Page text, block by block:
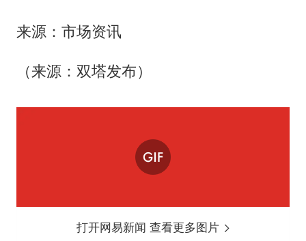
来源：市场资讯
（来源：双塔发布）
打开网易新闻 查看更多图片